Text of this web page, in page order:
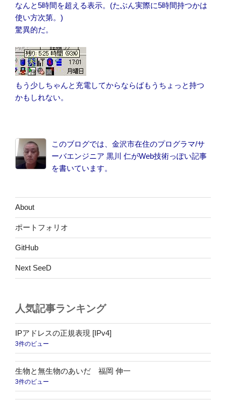
なんと5時間を超える表示。(たぶん実際に5時間持つかは
使い方次第。)
驚異的だ。
もう少しちゃんと充電してからならばもうちょっと持つ
かもしれない。
このブログでは、金沢市在住のプログラマ/サ
ーバエンジニア 黒川 仁がWeb技術っぽい記事
を書いています。
About
ポートフォリオ
GitHub
Next SeeD
人気記事ランキング
IPアドレスの正規表現 [IPv4]
3件のビュー
生物と無生物のあいだ 福岡 伸一
3件のビュー